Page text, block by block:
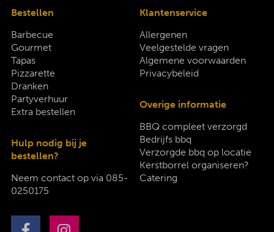
Bestellen
Barbecue
Gourmet
Tapas
Pizzarette
Dranken
Partyverhuur
Extra bestellen
Hulp nodig bij je
bestellen?
Neem contact op via 085-
0250175
Klantenservice
Allergenen
Veelgestelde vragen
Algemene voorwaarden
Privacybeleid
Overige informatie
BBQ compleet verzorgd
Bedrijfs bbq
Verzorgde bbq op locatie
Kerstborrel organiseren?
Catering